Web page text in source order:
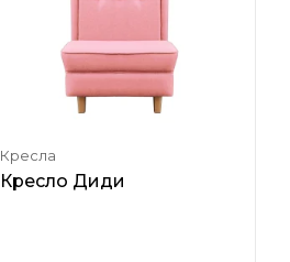
Кресла
Кресло Диди